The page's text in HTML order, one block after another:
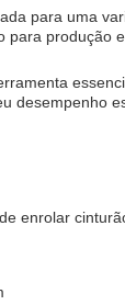
para uma
produção
desempenho
enrolar